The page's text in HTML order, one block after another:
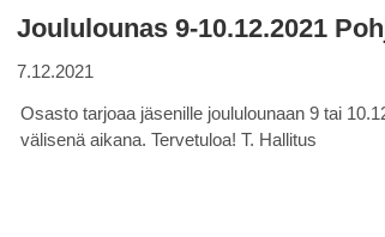
Joululounas 9-10.12.2021
7.12.2021
Osasto tarjoaa jäsenille joululounaan 9 tai
välisenä aikana. Tervetuloa! T. Hallitus